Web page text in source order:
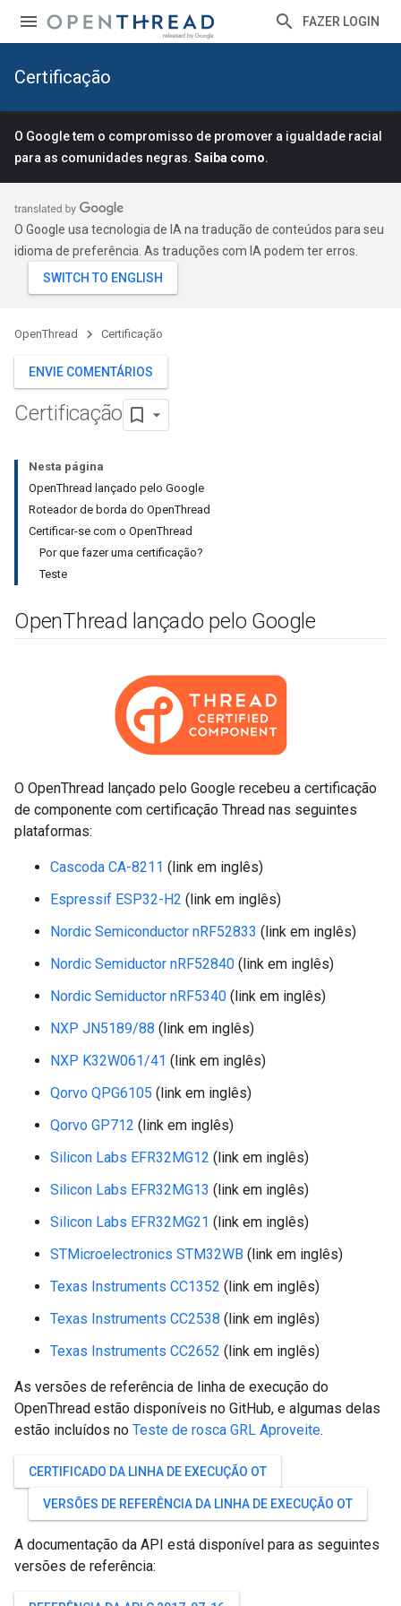
FAZER LOGIN
Certificação
O Google tem o compromisso de promover a igualdade racial
para as comunidades negras. Saiba como.
O Google usa tecnologia de IA na tradução de conteúdos para seu
idioma de preferência. As traduções com IA podem ter erros.
OpenThread Certificação
ENVIE COMENTÁRIOS
Certificação
Nesta página
OpenThread lançado pelo Google
Roteador de borda do OpenThread
Certificar-se com o OpenThread
Por que fazer uma certificação?
Teste
OpenThread lançado pelo Google
O OpenThread lançado pelo Google recebeu a certificação
de componente com certificação Thread nas seguintes
plataformas:
Cascoda CA-8211 (link em inglês)
Espressif ESP32-H2 (link em inglês)
Nordic Semiconductor nRF52833 (link em inglês)
Nordic Semiductor nRF52840 (link em inglês)
Nordic Semiductor nRF5340 (link em inglês)
NXP JN5189/88 (link em inglês)
NXP K32W061/41 (link em inglês)
Qorvo QPG6105 (link em inglês)
Qorvo GP712 (link em inglês)
Silicon Labs EFR32MG12 (link em inglês)
Silicon Labs EFR32MG13 (link em inglês)
Silicon Labs EFR32MG21 (link em inglês)
STMicroelectronics STM32WB (link em inglês)
Texas Instruments CC1352 (link em inglês)
Texas Instruments CC2538 (link em inglês)
Texas Instruments CC2652 (link em inglês)
As versões de referência de linha de execução do
OpenThread estão disponíveis no GitHub, e algumas delas
estão incluídos no Teste de rosca GRL Aproveite.
CERTIFICADO DA LINHA DE EXECUÇÃO OT
VERSÕES DE REFERÊNCIA DA LINHA DE EXECUÇÃO OT
A documentação da API está disponível para as seguintes
versões de referência: